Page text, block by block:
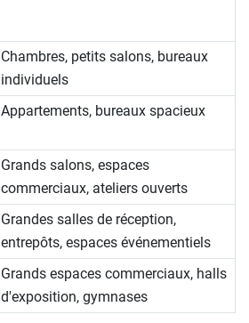
Chambres, petits salons, bureaux
individuels
Appartements, bureaux spacieux
Grands salons, espaces
commerciaux, ateliers ouverts
Grandes salles de réception,
entrepôts, espaces événementiels
Grands espaces commerciaux, halls
d'exposition, gymnases